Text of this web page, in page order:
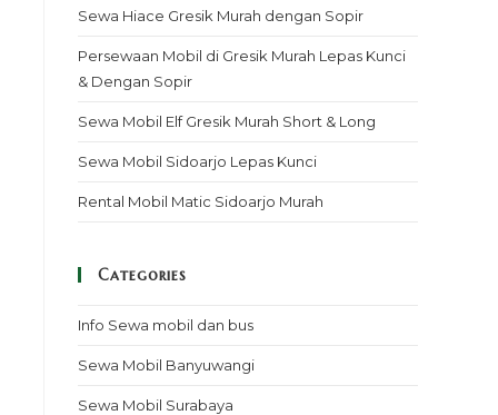
Sewa Hiace Gresik Murah dengan Sopir
Persewaan Mobil di Gresik Murah Lepas Kunci
& Dengan Sopir
Sewa Mobil Elf Gresik Murah Short & Long
Sewa Mobil Sidoarjo Lepas Kunci
Rental Mobil Matic Sidoarjo Murah
Categories
Info Sewa mobil dan bus
Sewa Mobil Banyuwangi
Sewa Mobil Surabaya